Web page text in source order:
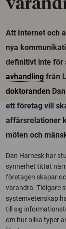
Att Internet och
nya
definitivt inte för
avhandling från
doktoranden
ett företag vill
affärsrelationer
möten och
Dan Harnesk har
synnerhet tittat
företagen skapar
varandra. Tidigare
systemvetenskap
till sig
om hur olika typer